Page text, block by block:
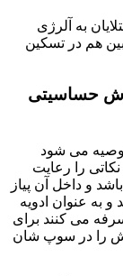
به آلرژی
هم در تسکین
حساسیتی
توصیه می شود
را رعایت
و داخل آن پیاز
و به عنوان ادویه
می کنند برای
را در سوپ شان